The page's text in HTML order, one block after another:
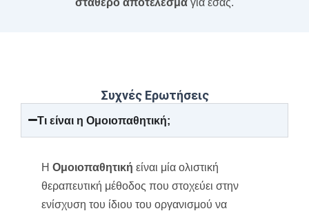
Συχνές Ερωτήσεις
Τι είναι η Ομοιοπαθητική;
Η Ομοιοπαθητική είναι μία ολιστική
θεραπευτική μέθοδος που στοχεύει στην
ενίσχυση του ίδιου του οργανισμού να